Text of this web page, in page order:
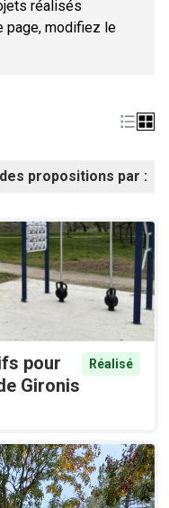
réalisés
page, modifiez le
propositions par :
pour
Gironis
Réalisé